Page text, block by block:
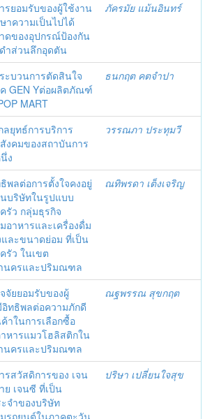
รยอมรับของผู้ใช้งาน
าความเป็นไปได้
ดของอุปกรณ์ป้องกัน
ำส่วนลึกอุดตัน
ภัครมัย แม้นอินทร์
ะบวนการตัดสินใจ
GEN Yต่อผลิตภัณฑ์
MART
ธนกฤต คตจำปา
ยุทธ์การบริการ
งคมของสถาบันการ
ง
วรรณภา ประทุมวี
พลต่อการตั้งใจคงอยู่
บริษัทในรูปแบบ
รัว กลุ่มธุรกิจ
อาหารและเครื่องดื่ม
ละขนาดย่อม ที่เป็น
รัว ในเขต
นครและปริมณฑล
ณทิพรดา เต็งเจริญ
จัยยอมรับของผู้
ทธิพลต่อความภักดี
าในการเลือกซื้อ
หารแมวโฮลิสติกใน
นครและปริมณฑล
ณฐพรรณ สุขกฤต
รสวัสดิการของ เจน
ย เจนซี ที่เป็น
จำของบริษัท
รถยนต์ในภาคตะวัน
ปริษา เปลี่ยนใจสุข